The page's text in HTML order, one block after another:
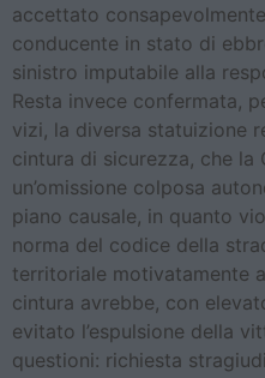
accettato
conducente in stato di
sinistro imputabile alla
Resta invece confermata,
vizi, la diversa statuizione
cintura di sicurezza, che la
un’omissione colposa
piano causale, in quanto
norma del codice della
territoriale motivatamente
cintura avrebbe, con
evitato l’espulsione della
questioni: richiesta